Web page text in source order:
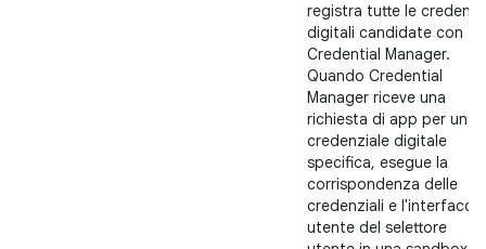
registra tutte le
digitali candidate con
Credential Manager.
Quando Credential
Manager riceve una
richiesta di app per una
credenziale digitale
specifica, esegue la
corrispondenza delle
credenziali e l'interfaccia
utente del selettore